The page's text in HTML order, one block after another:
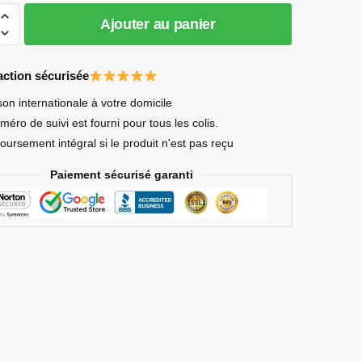
Ajouter au panier
sécurisée
internationale à votre domicile
de suivi est fourni pour tous les colis.
intégral si le produit n'est pas reçu
Paiement sécurisé garanti